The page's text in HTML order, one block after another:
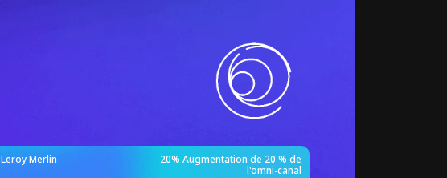
Leroy Merlin
20% Augmentation de 20 % de
l'omni-canal